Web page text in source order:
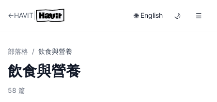
←HAVIT 🌐 English 🌙 ☰
部落格 / 飲食與營養
飲食與營養
58 篇